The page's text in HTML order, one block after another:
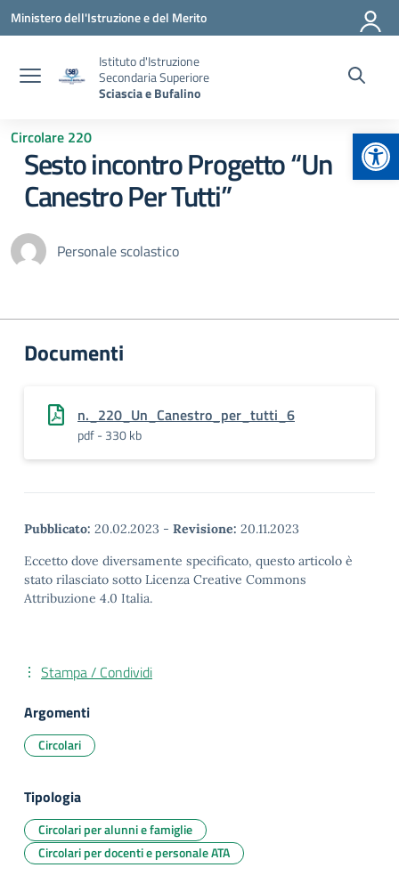
Vai ai contenuti
Vai al menu di navigazione
Vai al footer
Ministero dell'Istruzione e del Merito
Istituto d'Istruzione
Secondaria Superiore
Sciascia e Bufalino
Circolare 220
Sesto incontro Progetto “Un
Canestro Per Tutti”
Personale scolastico
Documenti
n._220_Un_Canestro_per_tutti_6
pdf - 330 kb
Pubblicato: 20.02.2023 - Revisione: 20.11.2023
Eccetto dove diversamente specificato, questo articolo è
stato rilasciato sotto Licenza Creative Commons
Attribuzione 4.0 Italia.
Stampa / Condividi
Argomenti
Circolari
Tipologia
Circolari per alunni e famiglie
Circolari per docenti e personale ATA